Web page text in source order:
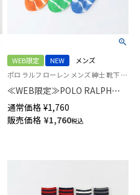
WEB限定 NEW
メンズ
ポロ ラルフ ローレン メンズ 紳士 靴下 カジュアル 26SS
≪WEB限定≫POLO RALPH
LAUREN オーガニックコットン
混 TIE DYE クルー丈 ソックス
メンズ 92012545
通常価格 ¥1,760
販売価格 ¥1,760税込